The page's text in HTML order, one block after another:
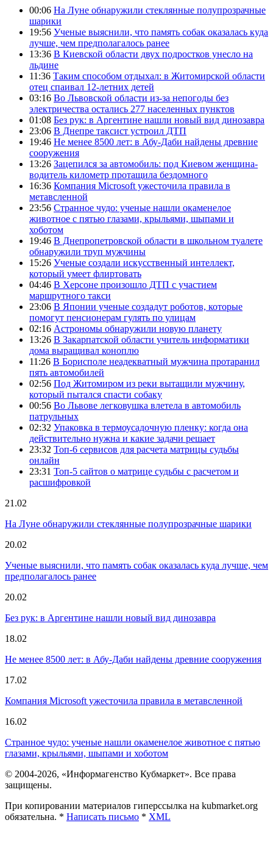
00:06 На Луне обнаружили стеклянные полупрозрачные
шарики
19:56 Ученые выяснили, что память собак оказалась куда
лучше, чем предполагалось ранее
13:36 В Киевской области двух подростков унесло на
льдине
11:36 Таким способом отдыхал: в Житомирской области
отец спаивал 12-летних детей
03:16 Во Львовской области из-за непогоды без
электричества остались 277 населенных пунктов
01:08 Без рук: в Аргентине нашли новый вид динозавра
23:06 В Днепре таксист устроил ДТП
19:46 Не менее 8500 лет: в Абу-Даби найдены древние
сооружения
13:26 Зацепился за автомобиль: под Киевом женщина-
водитель километр протащила бездомного
16:36 Компания Microsoft ужесточила правила в
метавсленной
23:56 Странное чудо: ученые нашли окаменелое
животное с пятью глазами, крыльями, шыпами и
хоботом
19:46 В Днепропетровской области в школьном туалете
обнаружили труп мужчины
15:26 Ученые создали искусственный интеллект,
который умеет флиртовать
04:46 В Херсоне произошло ДТП с участием
маршрутного такси
23:06 В Японии ученые создадут роботов, которые
помогут пенсионерам гулять по улицам
02:16 Астрономы обнаружили новую планету
13:26 В Закарпатской области учитель информатики
дома выращивал коноплю
11:26 В Борисполе неадекватный мужчина протаранил
пять автомобилей
02:56 Под Житомиром из реки вытащили мужчину,
который пытался спасти собаку
00:56 Во Львове легковушка влетела в автомобиль
патрульных
02:32 Упаковка в термоусадочную пленку: когда она
действительно нужна и какие задачи решает
23:32 Топ-6 сервисов для расчета матрицы судьбы
онлайн
23:31 Топ-5 сайтов о матрице судьбы с расчетом и
расшифровкой
21.02
На Луне обнаружили стеклянные полупрозрачные шарики
20.02
Ученые выяснили, что память собак оказалась куда лучше, чем
предполагалось ранее
20.02
Без рук: в Аргентине нашли новый вид динозавра
18.02
Не менее 8500 лет: в Абу-Даби найдены древние сооружения
17.02
Компания Microsoft ужесточила правила в метавсленной
16.02
Странное чудо: ученые нашли окаменелое животное с пятью
глазами, крыльями, шыпами и хоботом
© 2004-2026, «Информагенство Кубмаркет». Все права
защищены.
При копировании материалов гиперссылка на kubmarket.org
обязательна. * Написать письмо * XML